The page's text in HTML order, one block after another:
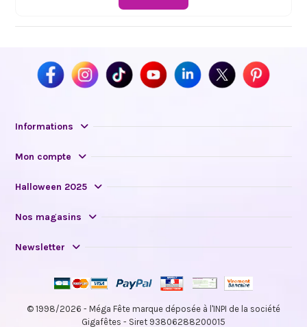
Informations
Mon compte
Halloween 2025
Nos magasins
Newsletter
© 1998/2026 - Méga Fête marque déposée à l'INPI de la société
Gigafêtes - Siret 93806288200015